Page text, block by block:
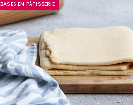
BASES EN PÂTISSERIE